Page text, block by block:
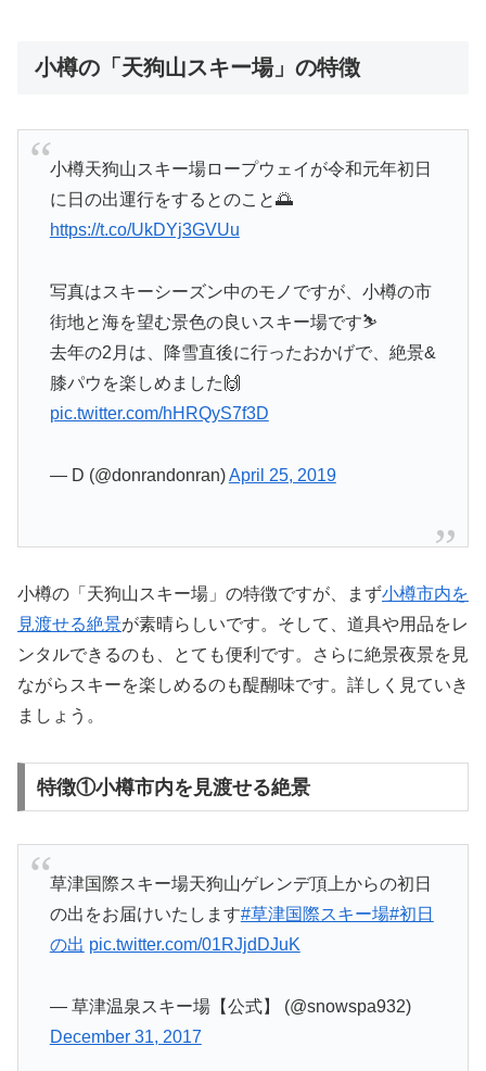
小樽の「天狗山スキー場」の特徴
小樽天狗山スキー場ロープウェイが令和元年初日
に日の出運行をするとのこと🌅
https://t.co/UkDYj3GVUu
写真はスキーシーズン中のモノですが、小樽の市
街地と海を望む景色の良いスキー場です⛷️
去年の2月は、降雪直後に行ったおかげで、絶景&
膝パウを楽しめました🙌
pic.twitter.com/hHRQyS7f3D
— D (@donrandonran)April 25, 2019
小樽の「天狗山スキー場」の特徴ですが、まず小樽市内を
見渡せる絶景が素晴らしいです。そして、道具や用品をレ
ンタルできるのも、とても便利です。さらに絶景夜景を見
ながらスキーを楽しめるのも醍醐味です。詳しく見ていき
ましょう。
特徴①小樽市内を見渡せる絶景
草津国際スキー場天狗山ゲレンデ頂上からの初日
の出をお届けいたします#草津国際スキー場#初日
の出 pic.twitter.com/01RJjdDJuK
— 草津温泉スキー場【公式】 (@snowspa932)
December 31, 2017